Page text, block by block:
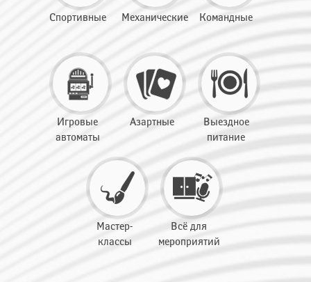
Спортивные Механические Командные
Игровые
автоматы
Азартные
Выездное
питание
Мастер-
классы
Всё для
мероприятий